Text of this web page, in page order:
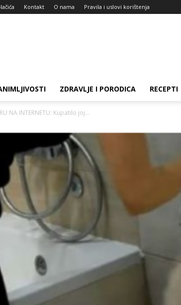
Kontakt O nama Pravila i uslovi korištenja
ZDRAVLJE I PORODICA RECEPTI
NA INTERNETU: Kupatilo joj...